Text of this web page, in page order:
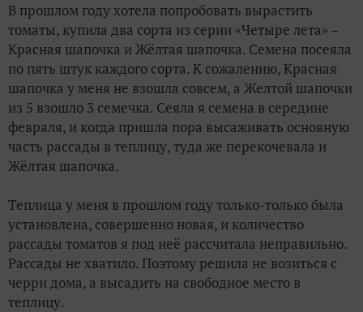
В прошлом году хотела попробовать вырастить
томаты, купила два сорта из серии «Четыре лета» –
Красная шапочка и Жёлтая шапочка. Семена посеяла
по пять штук каждого сорта. К сожалению, Красная
шапочка у меня не взошла совсем, а Желтой шапочки
из 5 взошло 3 семечка. Сеяла я семена в середине
февраля, и когда пришла пора высаживать основную
часть рассады в теплицу, туда же перекочевала и
Жёлтая шапочка.
Теплица у меня в прошлом году только-только была
установлена, совершенно новая, и количество
рассады томатов я под неё рассчитала неправильно.
Рассады не хватило. Поэтому решила не возиться с
черри дома, а высадить на свободное место в
теплицу.